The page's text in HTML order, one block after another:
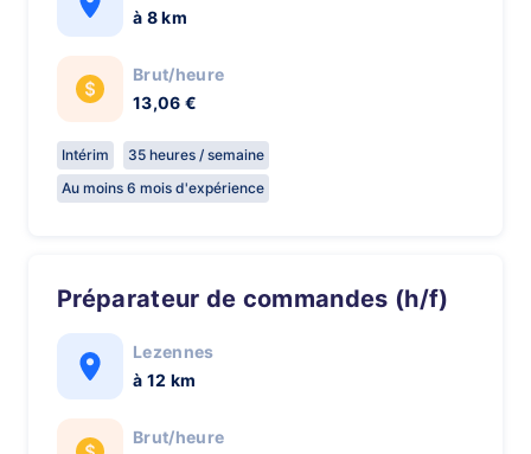
à 8 km
Brut/heure
13,06 €
Intérim
35 heures / semaine
Au moins 6 mois d'expérience
Préparateur de commandes (h/f)
Lezennes
à 12 km
Brut/heure